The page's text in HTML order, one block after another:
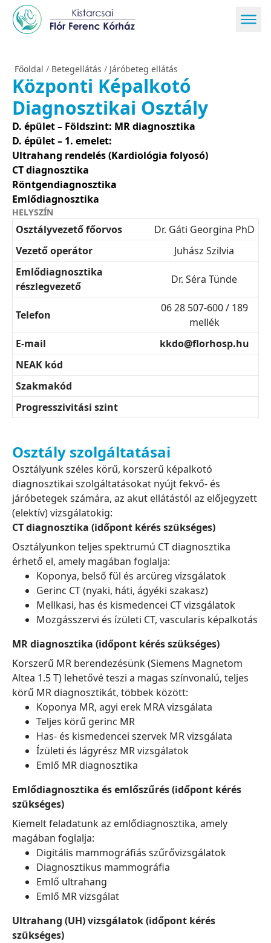
Főoldal / Betegellátás / Járóbeteg ellátás
Központi Képalkotó
Diagnosztikai Osztály
D. épület – Földszint: MR diagnosztika
D. épület – 1. emelet:
Ultrahang rendelés (Kardiológia folyosó)
CT diagnosztika
Röntgendiagnosztika
Emlődiagnosztika
HELYSZÍN
Osztályvezető főorvos
Dr. Gáti Georgina PhD
Vezető operátor
Juhász Szilvia
Emlődiagnosztika
részlegvezető
Dr. Séra Tünde
Telefon
06 28 507-600 / 189
mellék
E-mail
kkdo@florhosp.hu
NEAK kód
Szakmakód
Progresszivitási szint
Osztály szolgáltatásai
Osztályunk széles körű, korszerű képalkotó
diagnosztikai szolgáltatásokat nyújt fekvő- és
járóbetegek számára, az akut ellátástól az előjegyzett
(elektív) vizsgálatokig:
CT diagnosztika (időpont kérés szükséges)
Osztályunkon teljes spektrumú CT diagnosztika
érhető el, amely magában foglalja:
Koponya, belső fül és arcüreg vizsgálatok
Gerinc CT (nyaki, háti, ágyéki szakasz)
Mellkasi, has és kismedencei CT vizsgálatok
Mozgásszervi és ízületi CT, vascularis képalkotás
MR diagnosztika (időpont kérés szükséges)
Korszerű MR berendezésünk (Siemens Magnetom
Altea 1.5 T) lehetővé teszi a magas színvonalú, teljes
körű MR diagnosztikát, többek között:
Koponya MR, agyi erek MRA vizsgálata
Teljes körű gerinc MR
Has- és kismedencei szervek MR vizsgálata
Ízületi és lágyrész MR vizsgálatok
Emlő MR diagnosztika
Emlődiagnosztika és emlőszűrés (időpont kérés
szükséges)
Kiemelt feladatunk az emlődiagnosztika, amely
magában foglalja:
Digitális mammográfiás szűrővizsgálatok
Diagnosztikus mammográfia
Emlő ultrahang
Emlő MR vizsgálat
Ultrahang (UH) vizsgálatok (időpont kérés
szükséges)